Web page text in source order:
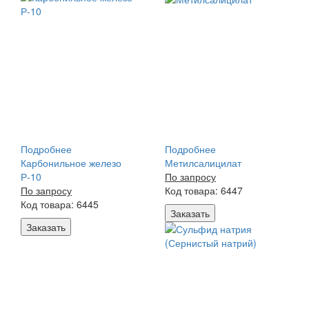
Подробнее
Карбонильное железо
Р-10
По запросу
Код товара: 6445
Заказать
Подробнее
Метилсалицилат
По запросу
Код товара: 6447
Заказать